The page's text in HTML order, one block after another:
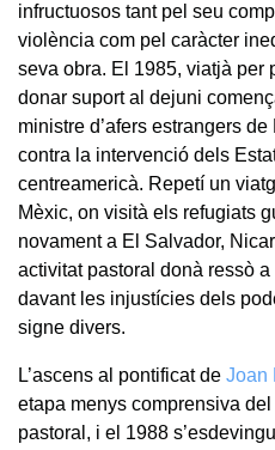
infructuosos tant pel seu
violència com pel caràcter
seva obra. El 1985, viatjà per
donar suport al dejuni
ministre d’afers estrangers
contra la intervenció dels
centreamericà. Repetí un
Mèxic, on visità els refugiats
novament a El Salvador,
activitat pastoral donà ressò
davant les injustícies dels
signe divers.
L’ascens al pontificat de Joan
etapa menys comprensiva
pastoral, i el 1988